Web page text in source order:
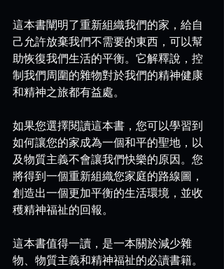
這本書闡明了重新組織我們的家，給自
己允許放棄我們不需要的東西，可以幫
助恢復我們生活的平衡。它解釋說，控
制我們周圍的雜物對於我們的精神健康
和精神之旅都有益處。
如果您選擇閱讀這本書，您可以學習到
如何讓您的家成為一個和平的聖地，以
及物質主義不會讓我們快樂的原因。您
將得到一個重新組織您家庭的路線圖，
創造出一個更加平衡的生活環境，並收
穫精神福祉的回報。
這本書值得一讀，是一本關於減少雜
物、物質主義和精神福祉的必讀書籍。